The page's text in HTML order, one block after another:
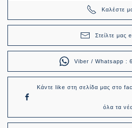
Καλέστε
Στείλτε μας
Viber / Whatsapp :
Κάντε like στη σελίδα μας στο
όλα τα